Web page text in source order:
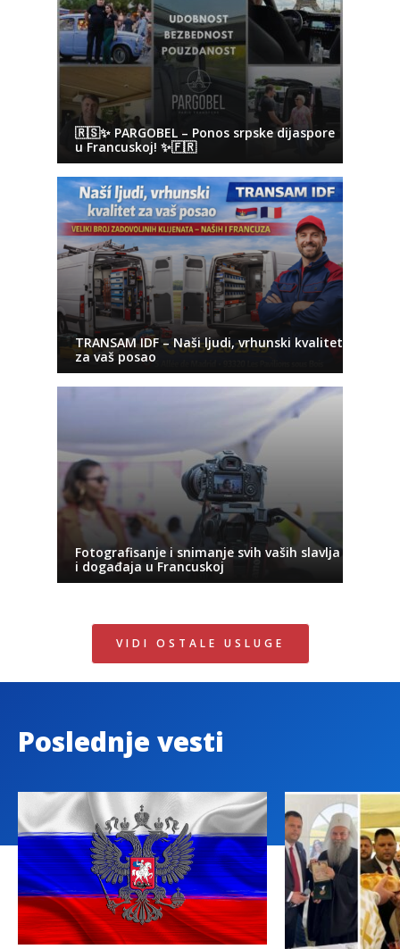
🇷🇸✨ PARGOBEL – Ponos srpske dijaspore
u Francuskoj! ✨🇫🇷
TRANSAM IDF – Naši ljudi, vrhunski kvalitet
za vaš posao
Fotografisanje i snimanje svih vaših slavlja
i događaja u Francuskoj
VIDI OSTALE USLUGE
Poslednje vesti